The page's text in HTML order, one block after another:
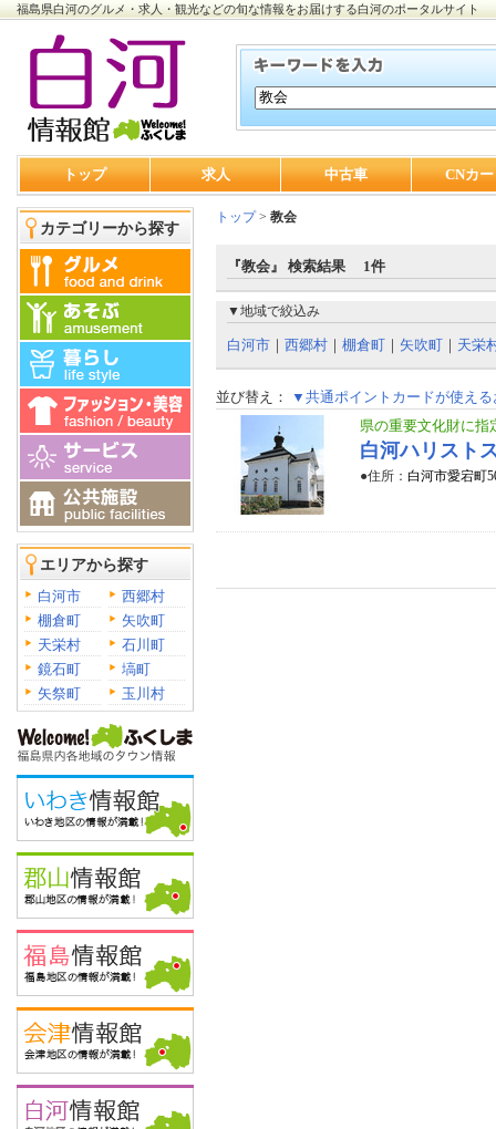
福島県白河のグルメ・求人・観光などの旬な情報をお届けする白河のポータルサイト
トップ 求人 中古車 CNカ
カテゴリーから探す
エリアから探す
白河市
西郷村
棚倉町
矢吹町
天栄村
石川町
鏡石町
塙町
矢祭町
玉川村
トップ> 教会
『教会』 検索結果 1件
▼地域で絞込み
白河市 ｜ 西郷村 ｜ 棚倉町 ｜ 矢吹町 ｜ 天栄
並び替え：
▼共通ポイントカードが使える
県の重要文化財に指
白河ハリスト
●住所： 白河市愛宕町